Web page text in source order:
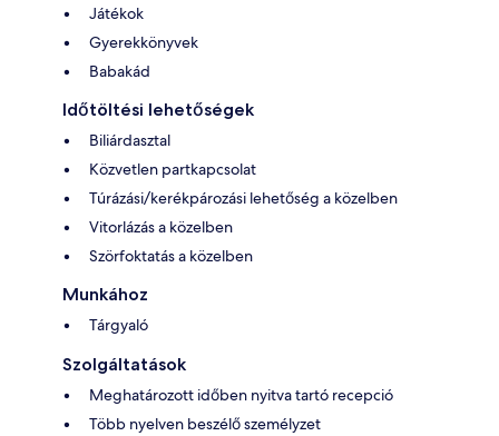
Játékok
Gyerekkönyvek
Babakád
Időtöltési lehetőségek
Biliárdasztal
Közvetlen partkapcsolat
Túrázási/kerékpározási lehetőség a közelben
Vitorlázás a közelben
Szörfoktatás a közelben
Munkához
Tárgyaló
Szolgáltatások
Meghatározott időben nyitva tartó recepció
Több nyelven beszélő személyzet